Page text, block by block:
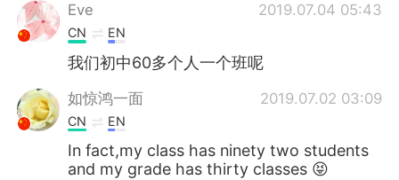
Eve 2019.07.04 05:43
CN EN
我们初中60多个人一个班呢
如惊鸿一面 2019.07.02 03:09
CN EN
In fact,my class has ninety two students
and my grade has thirty classes 😝